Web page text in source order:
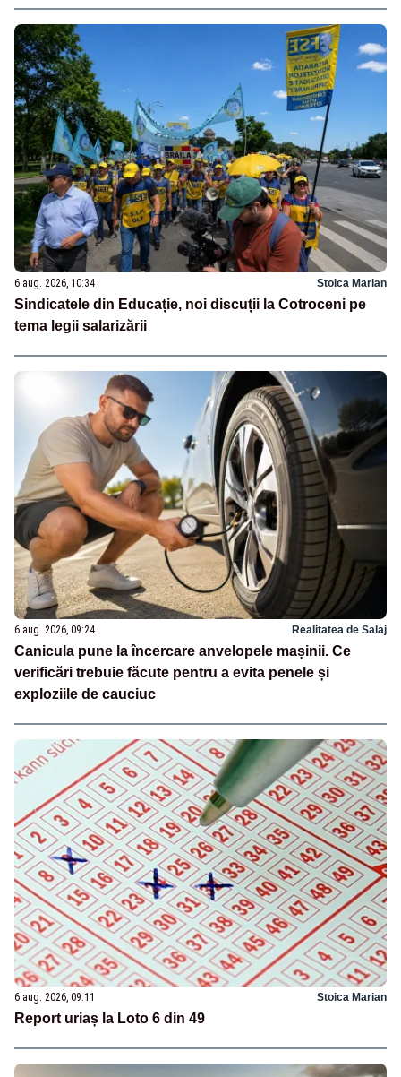
6 aug. 2026, 10:34 Stoica Marian
Sindicatele din Educație, noi discuții la Cotroceni pe
tema legii salarizării
6 aug. 2026, 09:24 Realitatea de Salaj
Canicula pune la încercare anvelopele mașinii. Ce
verificări trebuie făcute pentru a evita penele și
exploziile de cauciuc
6 aug. 2026, 09:11 Stoica Marian
Report uriaș la Loto 6 din 49